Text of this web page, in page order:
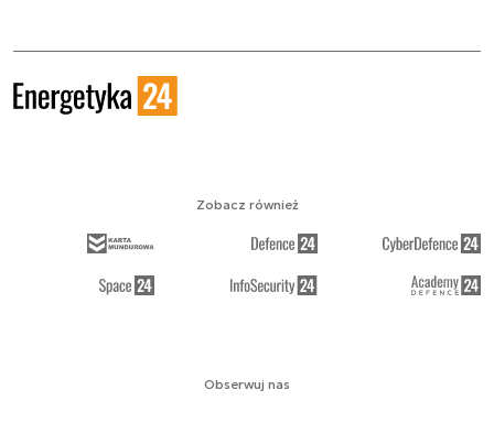
Obserwuj nas
Zobacz również